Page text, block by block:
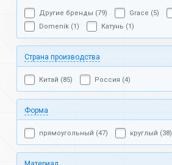
Другие бренды (79) Grace (5)
Domenik (1)
Катунь (1)
Страна производства
Китай (85) Россия (4)
Форма
прямоугольный (47) круглый (38)